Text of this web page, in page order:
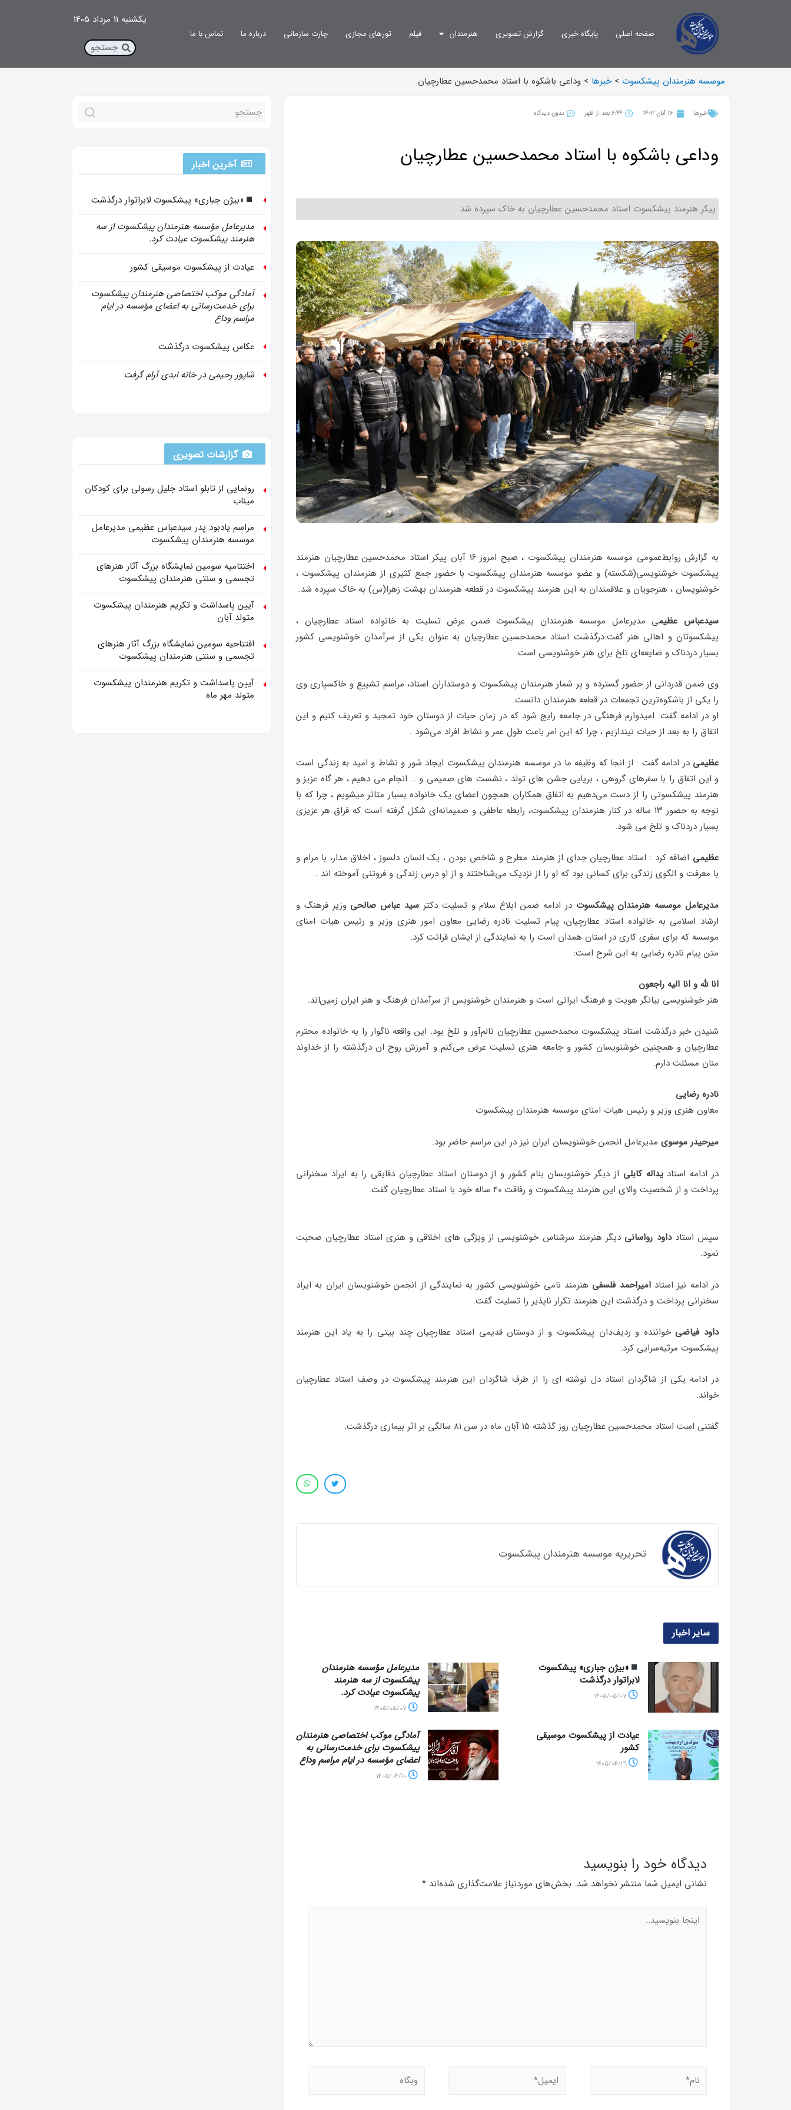
صفحه اصلی پایگاه خبری گزارش تصویری هنرمندان فیلم تورهای مجازی چارت سازمانی درباره ما تماس با ما
یکشنبه 11 مرداد 1405
موسسه هنرمندان پیشکسوت >خبرها > وداعی باشکوه با استاد محمدحسین عطارچیان
خبرها 16 آبان 1403 6:44 بعد از ظهر بدون دیدگاه
وداعی باشکوه با استاد محمدحسین عطارچیان
پیکر هنرمند پیشکسوت استاد محمدحسین عطارچیان به خاک سپرده شد.
به گزارش روابط‌عمومی موسسه هنرمندان پیشکسوت ، صبح امروز ۱۶ آبان پیکر استاد محمدحسین عطارچیان هنرمند
پیشکسوت خوشنویسی(شکسته) و عضو موسسه هنرمندان پیشکسوت با حضور جمع کثیری از هنرمندان پیشکسوت ،
خوشنویسان ، هنرجویان و علاقمندان به این هنرمند پیشکسوت در قطعه هنرمندان بهشت زهرا(س) به خاک سپرده شد.
سیدعباس عظیمی مدیرعامل موسسه هنرمندان پیشکسوت ضمن عرض تسلیت به خانواده استاد عطارچیان ،
پیشکسوتان و اهالی هنر گفت:درگذشت استاد محمدحسین عطارچیان به عنوان یکی از سرآمدان خوشنویسی کشور
بسیار دردناک و ضایعه‌ای تلخ برای هنر خوشنویسی است.
وی ضمن قدردانی از حضور گسترده و پر شمار هنرمندان پیشکسوت و دوستداران استاد، مراسم تشییع و خاکسپاری وی
را یکی از باشکوه‌ترین تجمعات در قطعه هنرمندان دانست.
او‌ در ادامه گفت: امیدوارم فرهنگی در جامعه رایج شود که در زمان حیات از دوستان خود تمجید و تعریف کنیم و این
اتفاق را به بعد از حیات نیندازیم ، چرا که این امر باعث طول عمر و نشاط افراد می‌شود .
عظیمی در ادامه گفت : از انجا که وظیفه ما در موسسه هنرمندان پیشکسوت ایجاد شور و نشاط و امید به زندگی است
و این اتفاق را با سفرهای گروهی ، برپایی جشن های تولد ، نشست های صمیمی و … انجام می دهیم ، هر گاه عزیز و
هنرمند پیشکسوتی را از دست می‌دهیم به اتفاق همکاران همچون اعضای یک خانواده بسیار متاثر میشویم ، چرا که با
توجه به حضور ۱۳ ساله‌ در کنار هنرمندان پیشکسوت، رابطه عاطفی و صمیمانه‌ای شکل گرفته است که فراق هر عزیزی
بسیار دردناک و تلخ می شود.
عظیمی اضافه کرد : استاد عطارچیان جدای از هنرمند مطرح و شاخص بودن ، یک انسان دلسوز ، اخلاق مدار، با مرام و
با معرفت و الگوی زندگی برای کسانی بود که او را از نزدیک می‌شناختند و از او درس زندگی و فروتنی آموخته اند .
مدیرعامل موسسه هنرمندان پیشکسوت در ادامه ضمن ابلاغ سلام و تسلیت دکتر سید عباس صالحیوزیر فرهنگ و
ارشاد اسلامی به خانواده استاد عطارچیان، پیام تسلیت نادره رضایی معاون امور هنری وزیر و رئیس هیات امنای
موسسه که برای سفری کاری در استان همدان است را به نمایندگی از ایشان قرائت کرد.
متن پیام نادره رضایی به این شرح است:
انا لله و انا الیه راجعون
هنر خوشنویسی بیانگر هویت و فرهنگ ایرانی‌ است و هنرمندان خوشنویس از سرآمدان فرهنگ و هنر ایران زمین‌اند.
شنیدن خبر درگذشت استاد پیشکسوت محمدحسین عطارچیان تالم‌آور و تلخ بود. این واقعه ناگوار را به خانواده محترم
عطارچیان و همچنین خوشنویسان کشور و جامعه هنری تسلیت عرض می‌کنم و آمرزش روح ان درگذشته را از خداوند
منان مسئلت دارم.
نادره رضایی
معاون هنری وزیر و رئیس هیات امنای موسسه هنرمندان پیشکسوت
میرحیدر موسوی مدیرعامل انجمن خوشنویسان ایران نیز در این مراسم حاضر بود.
در ادامه استادیداله کابلی از دیگر خوشنویسان بنام کشور و از دوستان استاد عطارچیان دقایقی را به ایراد سخنرانی
پرداخت و از شخصیت والای این هنرمند پیشکسوت و رفاقت 40 ساله خود با استاد عطارچیان گفت.
سپس استادداود رواسانی دیگر هنرمند سرشناس خوشنویسی از ویژگی های اخلاقی و هنری استاد عطارچیان صحبت
نمود.
در ادامه نیز استادامیراحمد فلسفی هنرمند نامی خوشنویسی کشور به نمایندگی از انجمن خوشنویسان ایران به ایراد
سخنرانی پرداخت و درگذشت این هنرمند تکرار ناپذیر را تسلیت گفت.
داود فیاضیخواننده و ردیف‌دان پیشکسوت و از دوستان قدیمی استاد عطارچیان چند بیتی را به یاد این هنرمند
پیشکسوت مرثیه‌سرایی کرد.
در ادامه یکی از شاگردان استاد دل نوشته ای را از طرف شاگردان این ‌هنرمند پیشکسوت در وصف استاد عطارچیان
خواند.
گفتنی است استاد محمدحسین عطارچیان روز گذشته ۱۵ آبان ماه در سن ۸۱ سالگی بر اثر بیماری درگذشت.
تحریریه موسسه هنرمندان پیشکسوت
سایر اخبار
«بیژن جباری» پیشکسوت
لابراتوار درگذشت
مدیرعامل مؤسسه هنرمندان
پیشکسوت از سه هنرمند
پیشکسوت عیادت کرد.
1405/05/07
عیادت از پیشکسوت موسیقی
کشور
آمادگی موکب اختصاصی هنرمندان
پیشکسوت برای خدمت‌رسانی به
اعضای مؤسسه در ایام مراسم وداع
1405/04/10
دیدگاه‌ خود را بنویسید
نشانی ایمیل شما منتشر نخواهد شد. بخش‌های موردنیاز علامت‌گذاری شده‌اند *
آخرین اخبار
«بیژن جباری» پیشکسوت لابراتوار درگذشت
مدیرعامل مؤسسه هنرمندان پیشکسوت از سه
هنرمند پیشکسوت عیادت کرد.
عیادت از پیشکسوت موسیقی کشور
آمادگی موکب اختصاصی هنرمندان پیشکسوت
برای خدمت‌رسانی به اعضای مؤسسه در ایام
مراسم وداع
عکاس پیشکسوت درگذشت
شاپور رحیمی در خانه ابدی آرام گرفت
گزارشات تصویری
رونمایی از تابلو استاد جلیل رسولی برای کودکان
میناب
مراسم یادبود پدر سیدعباس عظیمی مدیرعامل
موسسه هنرمندان پیشکسوت
اختتامیه سومین نمایشگاه بزرگ آثار هنرهای
تجسمی و سنتی هنرمندان پیشکسوت
آیین پاسداشت و تکریم هنرمندان پیشکسوت
متولد آبان
افتتاحیه سومین نمایشگاه بزرگ آثار هنرهای
تجسمی و سنتی هنرمندان پیشکسوت
آیین پاسداشت و تکریم هنرمندان پیشکسوت
متولد مهر ماه